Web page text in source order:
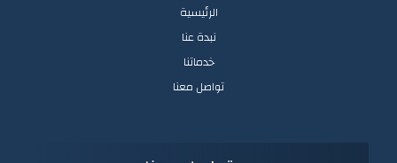
الرئيسية
نبدة عنا
خدماتنا
تواصل معنا